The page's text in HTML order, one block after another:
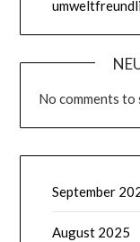
No comments to
September
August 2025